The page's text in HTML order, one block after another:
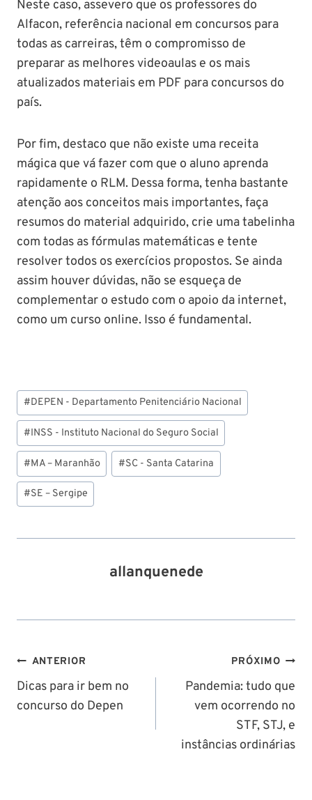
Neste caso, assevero que os professores do
Alfacon, referência nacional em concursos para
todas as carreiras, têm o compromisso de
preparar as melhores videoaulas e os mais
atualizados materiais em PDF para concursos do
país.
Por fim, destaco que não existe uma receita
mágica que vá fazer com que o aluno aprenda
rapidamente o RLM. Dessa forma, tenha bastante
atenção aos conceitos mais importantes, faça
resumos do material adquirido, crie uma tabelinha
com todas as fórmulas matemáticas e tente
resolver todos os exercícios propostos. Se ainda
assim houver dúvidas, não se esqueça de
complementar o estudo com o apoio da internet,
como um curso online. Isso é fundamental.
Tags
do
Post:
#DEPEN - Departamento Penitenciário Nacional
#INSS - Instituto Nacional do Seguro Social
#MA – Maranhão #SC - Santa Catarina
#SE – Sergipe
allanquenede
Navegação
de
Post
ANTERIOR
Dicas para ir bem no
concurso do Depen
PRÓXIMO
Pandemia: tudo que
vem ocorrendo no
STF, STJ, e
instâncias ordinárias